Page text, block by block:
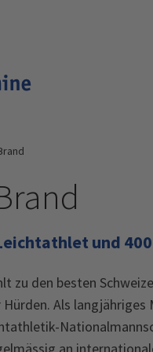
und
zu den besten
Hürden. Als